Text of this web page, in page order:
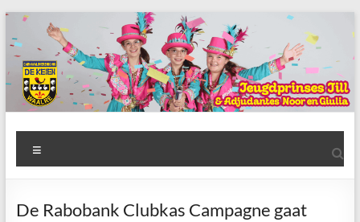
Ga
naar
de
inhoud
AWC
de
Keien
De Rabobank Clubkas Campagne gaat